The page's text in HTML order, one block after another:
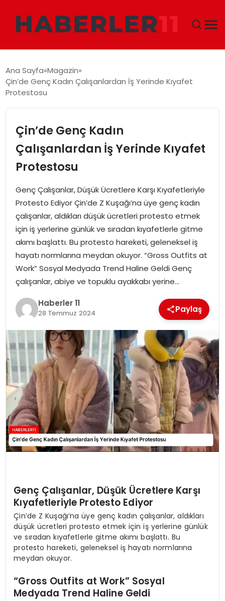
DÜNYA
SIYASET
TEKNOLOJI
EĞITIM
MAGAZIN
SPOR
YAŞAM
Ana Sayfa Magazin
Çin’de Genç Kadın Çalışanlardan İş Yerinde Kıyafet
Protestosu
Çin’de Genç Kadın
Çalışanlardan İş Yerinde Kıyafet
Protestosu
Genç Çalışanlar, Düşük Ücretlere Karşı Kıyafetleriyle
Protesto Ediyor Çin’de Z Kuşağı’na üye genç kadın
çalışanlar, aldıkları düşük ücretleri protesto etmek
için iş yerlerine günlük ve sıradan kıyafetlerle gitme
akımı başlattı. Bu protesto hareketi, geleneksel iş
hayatı normlarına meydan okuyor. “Gross Outfits at
Work” Sosyal Medyada Trend Haline Geldi Genç
çalışanlar, abiye ve topuklu ayakkabı yerine…
Haberler 11
28 Temmuz 2024 Paylaş
Genç Çalışanlar, Düşük Ücretlere Karşı
Kıyafetleriyle Protesto Ediyor
Çin’de Z Kuşağı’na üye genç kadın çalışanlar, aldıkları
düşük ücretleri protesto etmek için iş yerlerine günlük
ve sıradan kıyafetlerle gitme akımı başlattı. Bu
protesto hareketi, geleneksel iş hayatı normlarına
meydan okuyor.
“Gross Outfits at Work” Sosyal
Medyada Trend Haline Geldi